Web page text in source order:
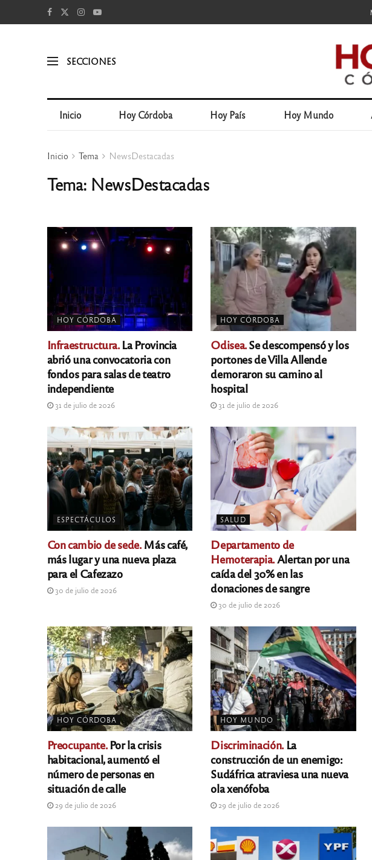
SECCIONES
Inicio Hoy Córdoba Hoy País Hoy Mundo
Inicio Tema NewsDestacadas
Tema: NewsDestacadas
HOY CÓRDOBA
Infraestructura.La Provincia
abrió una convocatoria con
fondos para salas de teatro
independiente
31 de julio de 2026
HOY CÓRDOBA
Odisea.Se descompensó y los
portones de Villa Allende
demoraron su camino al
hospital
31 de julio de 2026
ESPECTÁCULOS
Con cambio de sede.Más café,
más lugar y una nueva plaza
para el Cafezazo
30 de julio de 2026
SALUD
Departamento de
Hemoterapia.Alertan por una
caída del 30% en las
donaciones de sangre
30 de julio de 2026
HOY CÓRDOBA
Preocupante.Por la crisis
habitacional, aumentó el
número de personas en
situación de calle
29 de julio de 2026
HOY MUNDO
Discriminación.La
construcción de un enemigo:
Sudáfrica atraviesa una nueva
ola xenófoba
29 de julio de 2026